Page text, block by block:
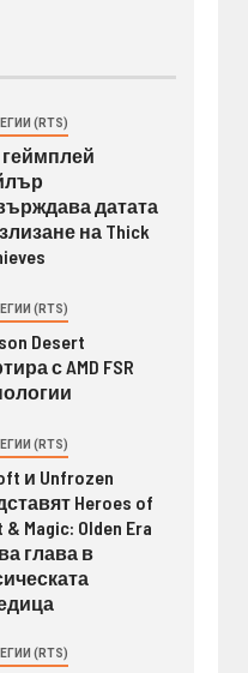
(RTS)
датата
на Thick
(RTS)
Desert
с AMD FSR
(RTS)
и Unfrozen
Heroes of
& Magic: Olden Era
глава в
(RTS)